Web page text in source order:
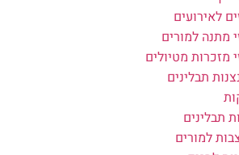
לאירועים
מתנה למורים
מזכרות מטיולים
תבלינים
תבלינים
למורים